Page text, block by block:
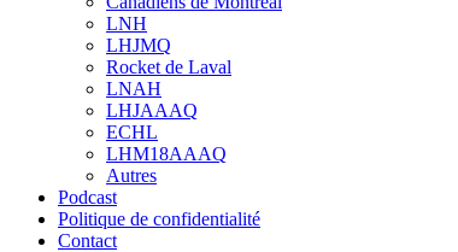
sub
menu
LNH
LHJMQ
Rocket de Laval
LNAH
LHJAAAQ
ECHL
LHM18AAAQ
Autres
Podcast
Politique de confidentialité
Contact